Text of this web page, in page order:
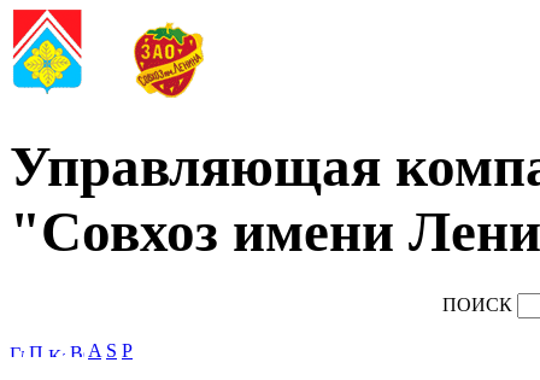
Управляющая
"Совхоз имени
ПОИСК
A S P